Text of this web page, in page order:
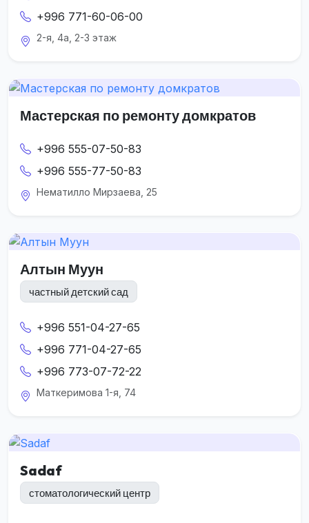
+996 771-60-06-00
2-я, 4а, 2-3 этаж
Мастерская по ремонту домкратов
+996 555-07-50-83
+996 555-77-50-83
Нематилло Мирзаева, 25
Алтын Муун
частный детский сад
+996 551-04-27-65
+996 771-04-27-65
+996 773-07-72-22
Маткеримова 1-я, 74
Sadaf
стоматологический центр